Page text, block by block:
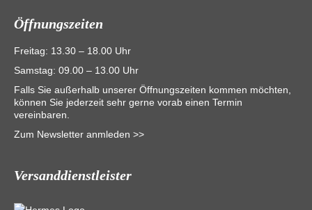
Öffnungszeiten
Freitag: 13.30 – 18.00 Uhr
Samstag: 09.00 – 13.00 Uhr
Falls Sie außerhalb unserer Öffnungszeiten kommen möchten,
können Sie jederzeit sehr gerne vorab einen Termin
vereinbaren.
Zum Newsletter anmleden >>
Versanddienstleister